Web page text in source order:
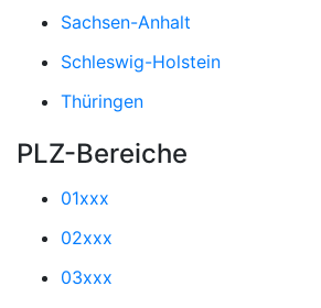
Sachsen-Anhalt
Schleswig-Holstein
Thüringen
PLZ-Bereiche
01xxx
02xxx
03xxx